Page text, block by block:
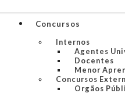
Concursos
Internos
Agentes
Docentes
Menor
Concursos
Orgãos